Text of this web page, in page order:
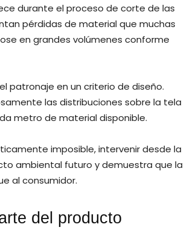
durante el proceso de corte de las
pérdidas de material que muchas
en grandes volúmenes conforme
patronaje en un criterio de diseño.
las distribuciones sobre la tela
metro de material disponible.
imposible, intervenir desde la
ambiental futuro y demuestra que la
al consumidor.
del producto